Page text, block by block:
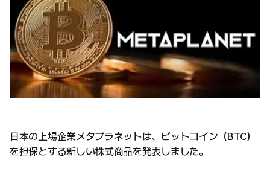
日本の上場企業メタプラネットは、ビットコイン（BTC）
を担保とする新しい株式商品を発表しました。